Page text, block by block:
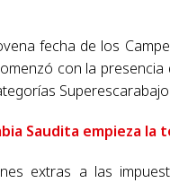
fecha de los
con la
Saudita empieza la
extras a las